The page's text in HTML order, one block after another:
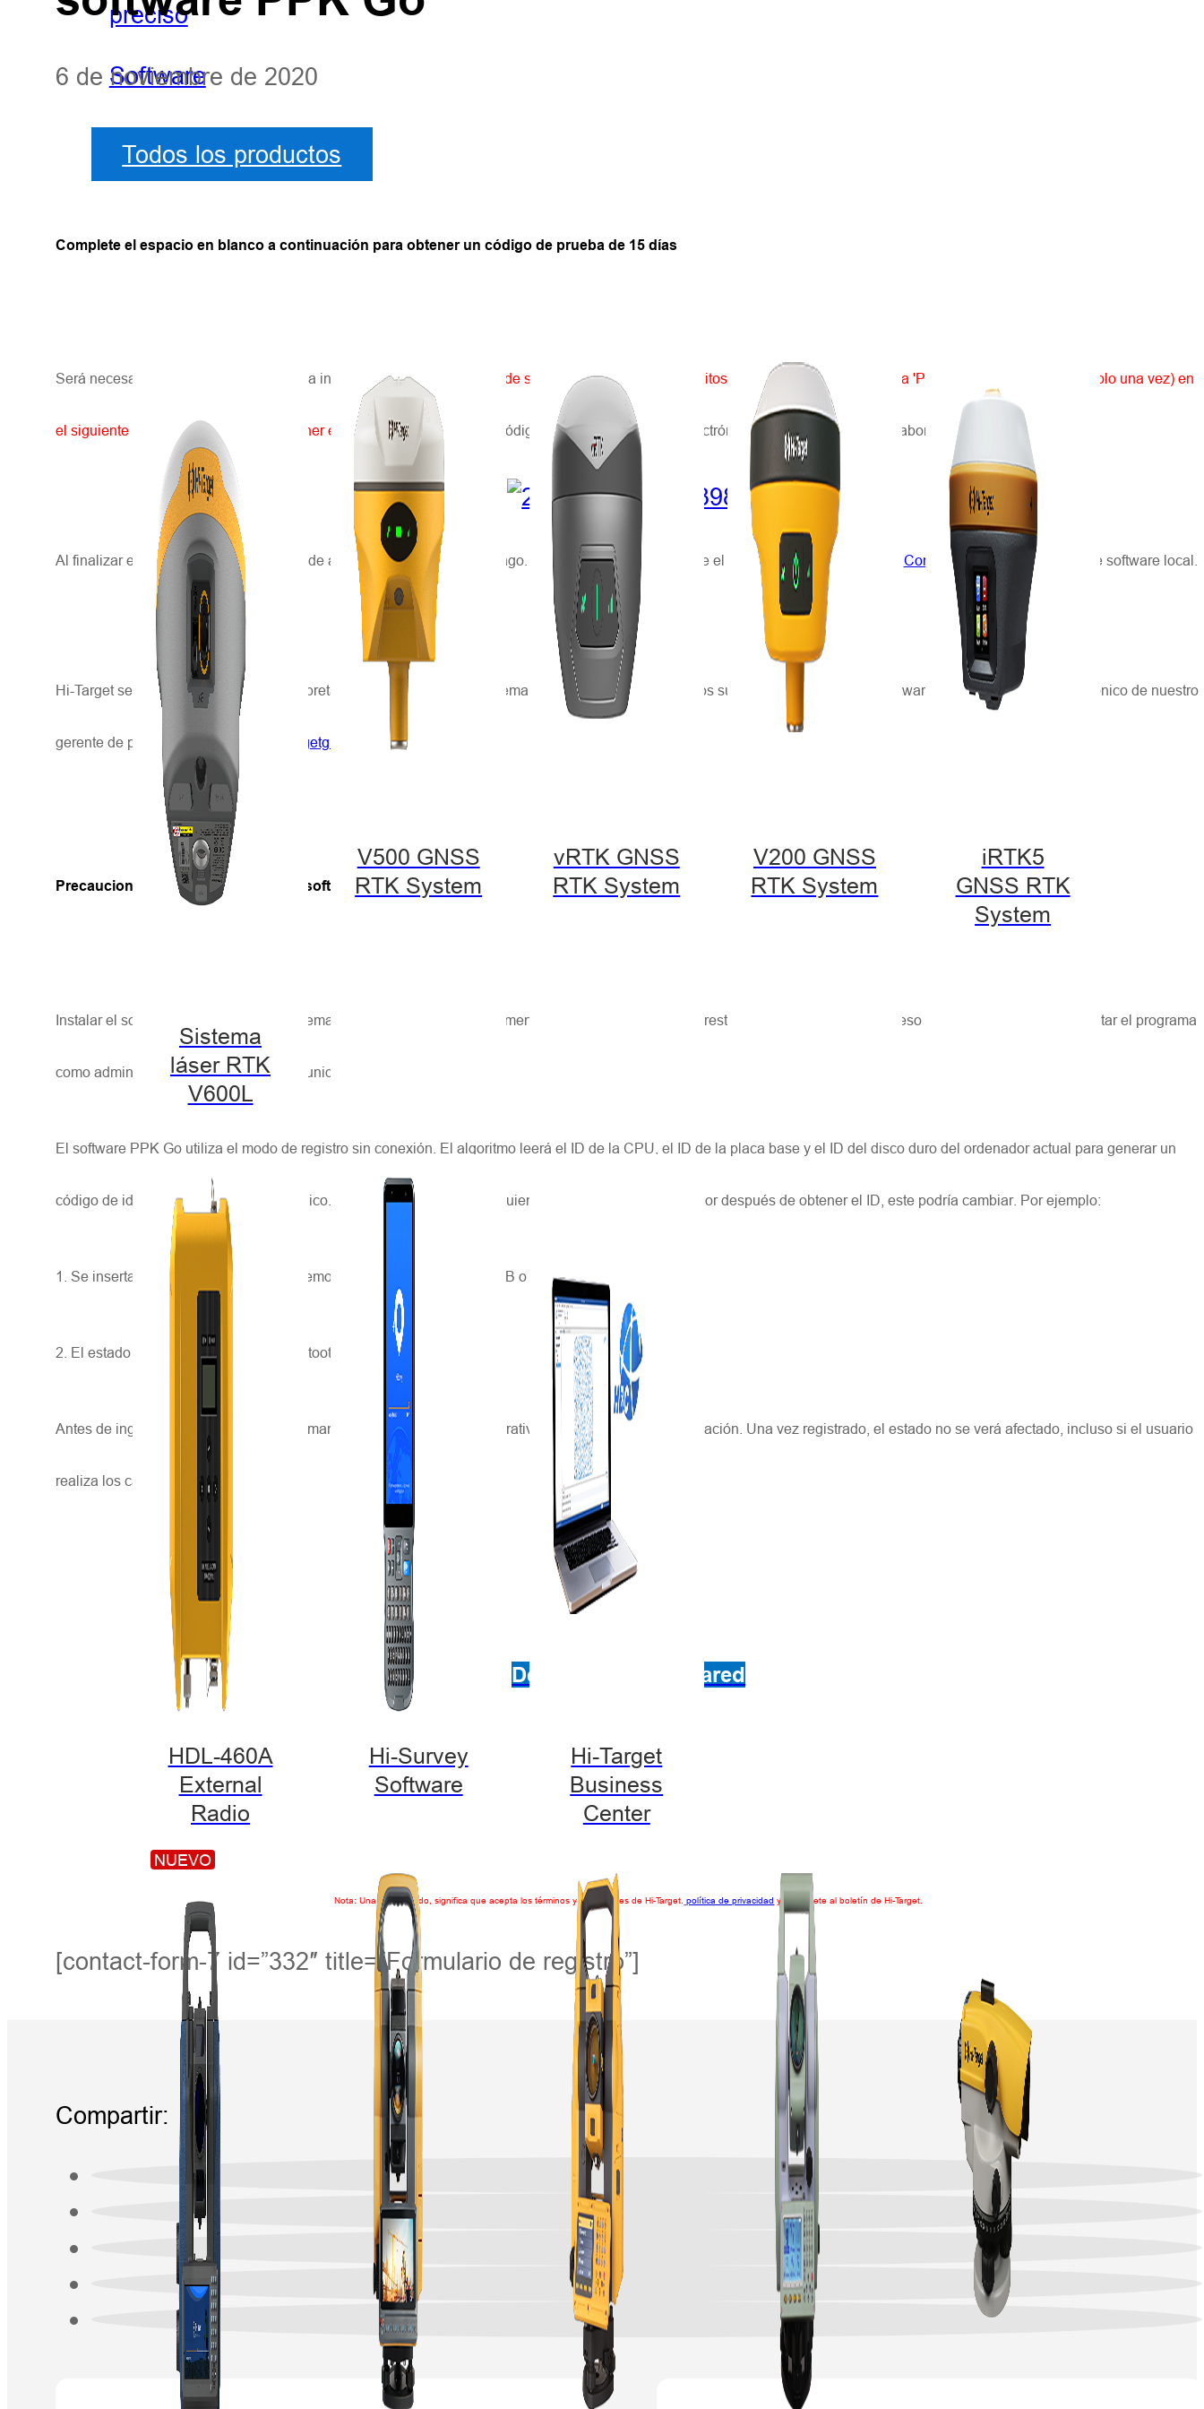
preciso
Software
Todos los productos
Sistema
láser RTK
V600L
V500 GNSS
RTK System
vRTK GNSS
RTK System
V200 GNSS
RTK System
iRTK5
GNSS RTK
System
HDL-460A
External
Radio
Hi-Survey
Software
Hi-Target
Business
Center
NUEVO
6 de noviembre de 2020
Complete el espacio en blanco a continuación para obtener un código de prueba de 15 días
Será necesario registrarse después de la instalación inicial. Deje el ID de serie del hardware de 13 dígitos (cada ID puede solicitar una 'Prueba gratuita de 15 días' solo una vez) en
el siguiente cuadro 'Mensaje' para obtener el código de activación. El código se enviará por correo electrónico en un plazo de 7 días laborables. Por favor, espere.
Al finalizar el periodo de prueba, se puede ampliar con un código de pago. Para más información sobre el código de pago, por favor... Contáctanos o su proveedor de software local.
Hi-Target se reserva el derecho de interpretación final. Cualquier problema o sugerencia... Agradecemos sus comentarios sobre el software a través del correo electrónico de nuestro
gerente de producto. sevenzhao@hitargetgroup.com .
Precauciones para la instalación del software
Instalar el software en la unidad del sistema (unidad C) podría generar mensajes de error debido a las restricciones del firewall al acceso a los archivos. Puede ejecutar el programa
como administrador o instalarlo en otra unidad.
El software PPK Go utiliza el modo de registro sin conexión. El algoritmo leerá el ID de la CPU, el ID de la placa base y el ID del disco duro del ordenador actual para generar un
código de identificación de hardware único. Si el usuario realiza las siguientes acciones en el ordenador después de obtener el ID, este podría cambiar. Por ejemplo:
1. Se inserta un nuevo dispositivo de memoria, incluida una unidad USB o un disco duro portátil.
2. El estado de funcionamiento del Bluetooth cambia.
Antes de ingresar el código de registro, mantenga el mismo estado operativo que al obtener la identificación. Una vez registrado, el estado no se verá afectado, incluso si el usuario
realiza los cambios mencionados.
Descarga de softwared
Nota: Una vez enviado, significa que acepta los términos y condiciones de Hi-Target. política de privacidad y suscríbete al boletín de Hi-Target.
[contact-form-7 id=”332″ title=”Formulario de registro”]
Compartir: